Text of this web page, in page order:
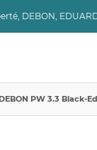
DEBON,
DEBON PW 3.3 Black-